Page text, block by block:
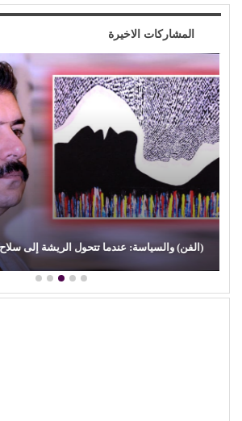
المشاركات الاخيرة
(الفن) والسياسة: عندما تتحول الريشة إلى سلاح